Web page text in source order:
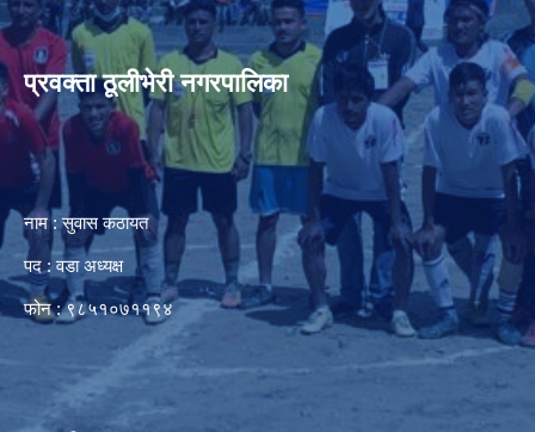
प्रवक्ता ठूलीभेरी नगरपालिका
नाम : सुवास कठायत
पद : वडा अध्यक्ष
फोन : ९८५१०७११९४